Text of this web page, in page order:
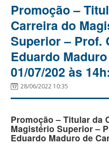
Promoção –
Carreira do
Superior – Prof.
Eduardo
01/07/202 às
28/06/2022 10:35
Promoção – Titular da
Magistério Superior –
Eduardo Maduro de